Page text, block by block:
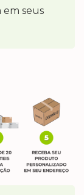
em seus